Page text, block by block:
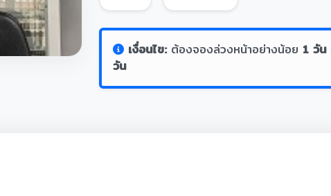
เงื่อนไข:ต้องจองล่วงหน้าอย่างน้อย 1 วัน
วัน